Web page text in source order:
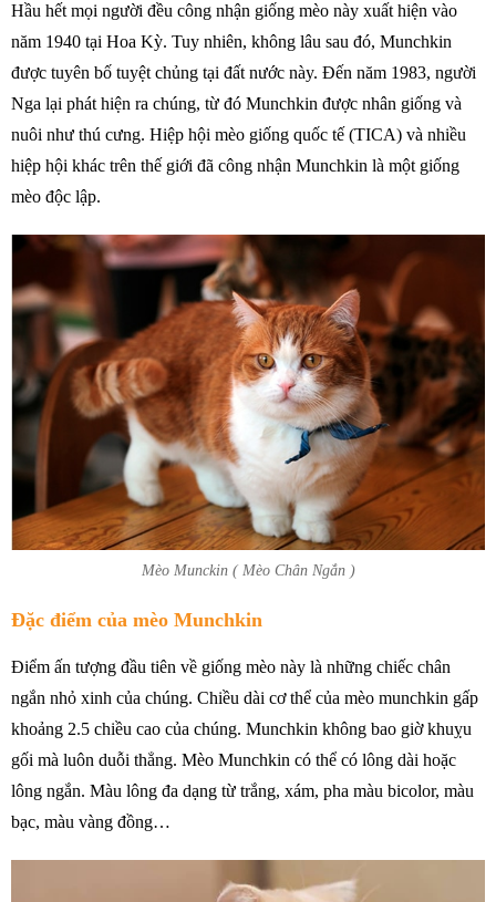
Hầu hết mọi người đều công nhận giống mèo này xuất hiện vào
năm 1940 tại Hoa Kỳ. Tuy nhiên, không lâu sau đó, Munchkin
được tuyên bố tuyệt chủng tại đất nước này. Đến năm 1983, người
Nga lại phát hiện ra chúng, từ đó Munchkin được nhân giống và
nuôi như thú cưng. Hiệp hội mèo giống quốc tế (TICA) và nhiều
hiệp hội khác trên thế giới đã công nhận Munchkin là một giống
mèo độc lập.
Mèo Munckin ( Mèo Chân Ngắn )
Đặc điểm của mèo Munchkin
Điểm ấn tượng đầu tiên về giống mèo này là những chiếc chân
ngắn nhỏ xinh của chúng. Chiều dài cơ thể của mèo munchkin gấp
khoảng 2.5 chiều cao của chúng. Munchkin không bao giờ khuỵu
gối mà luôn duỗi thẳng. Mèo Munchkin có thể có lông dài hoặc
lông ngắn. Màu lông đa dạng từ trắng, xám, pha màu bicolor, màu
bạc, màu vàng đồng…